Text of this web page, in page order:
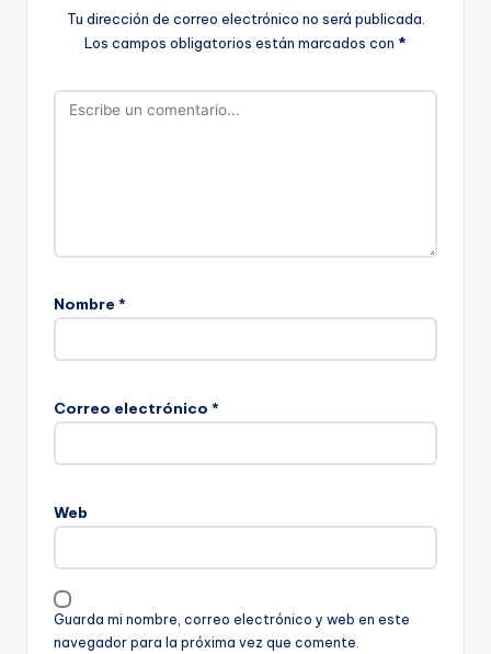
Tu dirección de correo electrónico no será publicada.
Los campos obligatorios están marcados con *
Nombre *
Correo electrónico *
Web
Guarda mi nombre, correo electrónico y web en este
navegador para la próxima vez que comente.